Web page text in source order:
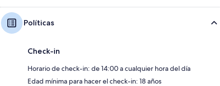
Políticas
Check-in
Horario de check-in: de 14:00 a cualquier hora del día
Edad mínima para hacer el check-in: 18 años